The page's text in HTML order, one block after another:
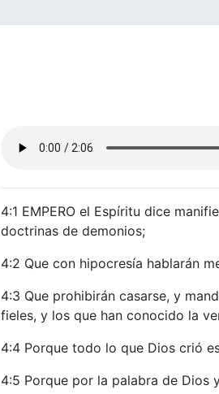
4:1 EMPERO el Espíritu dice
doctrinas de demonios;
4:2 Que con hipocresía hablarán
4:3 Que prohibirán casarse, y
fieles, y los que han conocido la
4:4 Porque todo lo que Dios crió
4:5 Porque por la palabra de Dios